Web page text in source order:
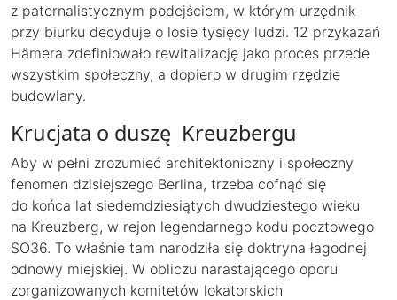
z paternalistycznym podejściem, w którym urzędnik
przy biurku decyduje o losie tysięcy ludzi. 12 przykazań
Hämera zdefiniowało rewitalizację jako proces przede
wszystkim społeczny, a dopiero w drugim rzędzie
budowlany.
Krucjata o duszę Kreuzbergu
Aby w pełni zrozumieć architektoniczny i społeczny
fenomen dzisiejszego Berlina, trzeba cofnąć się
do końca lat siedemdziesiątych dwudziestego wieku
na Kreuzberg, w rejon legendarnego kodu pocztowego
SO36. To właśnie tam narodziła się doktryna łagodnej
odnowy miejskiej. W obliczu narastającego oporu
zorganizowanych komitetów lokatorskich